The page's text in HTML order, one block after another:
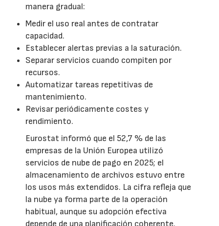
manera gradual:
Medir el uso real antes de contratar
capacidad.
Establecer alertas previas a la saturación.
Separar servicios cuando compiten por
recursos.
Automatizar tareas repetitivas de
mantenimiento.
Revisar periódicamente costes y
rendimiento.
Eurostat informó que el 52,7 % de las
empresas de la Unión Europea utilizó
servicios de nube de pago en 2025; el
almacenamiento de archivos estuvo entre
los usos más extendidos. La cifra refleja que
la nube ya forma parte de la operación
habitual, aunque su adopción efectiva
depende de una planificación coherente.